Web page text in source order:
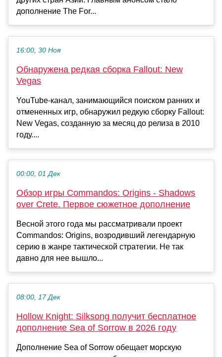
дополнение The For...
16:00, 30 Ноя
Обнаружена редкая сборка Fallout: New
Vegas
YouTube-канал, занимающийся поиском ранних и
отмененных игр, обнаружил редкую сборку Fallout:
New Vegas, созданную за месяц до релиза в 2010
году....
00:00, 01 Дек
Обзор игры Commandos: Origins - Shadows
over Crete. Первое сюжетное дополнение
Весной этого года мы рассматривали проект
Commandos: Origins, возродивший легендарную
серию в жанре тактической стратегии. Не так
давно для нее вышло...
08:00, 17 Дек
Hollow Knight: Silksong получит бесплатное
дополнение Sea of Sorrow в 2026 году
Дополнение Sea of Sorrow обещает морскую